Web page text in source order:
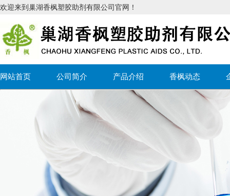
欢迎来到巢湖香枫塑胶助剂有限公司官网！
网站首页 公司简介 产品介绍 香枫动态